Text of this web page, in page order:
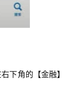
下角的【金融】